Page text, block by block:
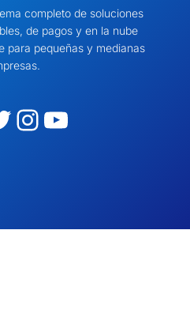
completo de soluciones
de pagos y en la nube
para pequeñas y medianas
Instagram YouTube